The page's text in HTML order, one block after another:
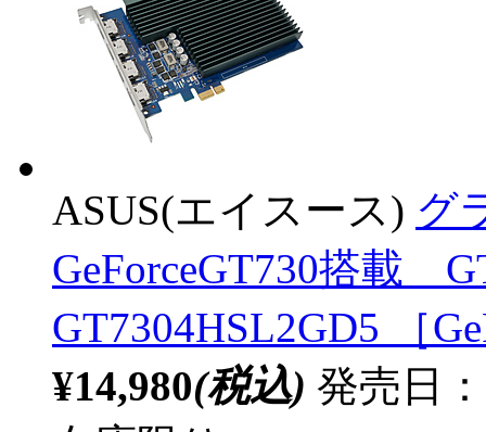
ASUS(エイスース) グ
GeForceGT730搭載
GT7304HSL2GD5 ［
¥14,980(税込) 発売日